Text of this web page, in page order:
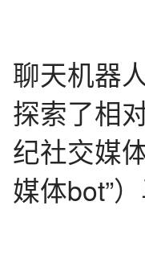
聊天机器
探索了相
纪社交媒
媒体bot”